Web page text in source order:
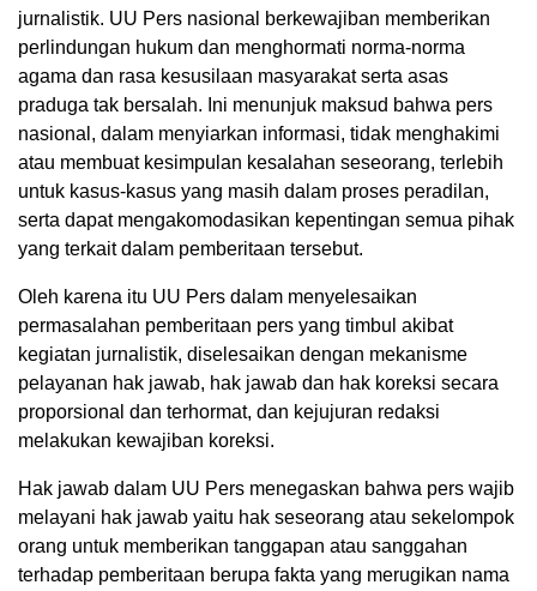
jurnalistik. UU Pers nasional berkewajiban memberikan
perlindungan hukum dan menghormati norma-norma
agama dan rasa kesusilaan masyarakat serta asas
praduga tak bersalah. Ini menunjuk maksud bahwa pers
nasional, dalam menyiarkan informasi, tidak menghakimi
atau membuat kesimpulan kesalahan seseorang, terlebih
untuk kasus-kasus yang masih dalam proses peradilan,
serta dapat mengakomodasikan kepentingan semua pihak
yang terkait dalam pemberitaan tersebut.
Oleh karena itu UU Pers dalam menyelesaikan
permasalahan pemberitaan pers yang timbul akibat
kegiatan jurnalistik, diselesaikan dengan mekanisme
pelayanan hak jawab, hak jawab dan hak koreksi secara
proporsional dan terhormat, dan kejujuran redaksi
melakukan kewajiban koreksi.
Hak jawab dalam UU Pers menegaskan bahwa pers wajib
melayani hak jawab yaitu hak seseorang atau sekelompok
orang untuk memberikan tanggapan atau sanggahan
terhadap pemberitaan berupa fakta yang merugikan nama